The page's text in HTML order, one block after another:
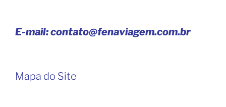
E-mail: contato@fenaviagem.com.br
Mapa do Site